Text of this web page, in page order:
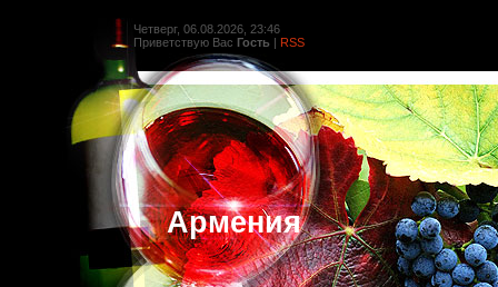
Четверг, 06.08.2026, 23:46
Приветствую Вас Гость | RSS
Армения